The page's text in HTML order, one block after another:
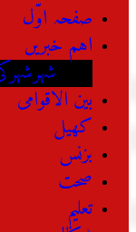
صفحہ اوّل
اہم خبریں
بین الاقوامی
کھیل
بزنس
صحت
تعلیم